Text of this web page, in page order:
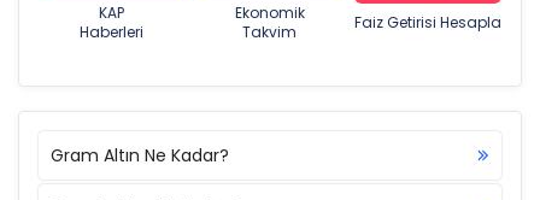
KAP
Haberleri
Ekonomik
Takvim
Faiz Getirisi Hesapla
Gram Altın Ne Kadar?